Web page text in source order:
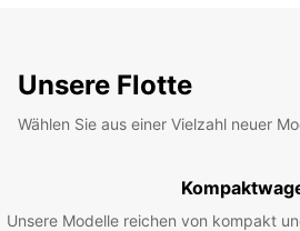
Unsere Flotte
Wählen Sie aus einer Vielzahl neuer
Unsere Modelle reichen von kompakt